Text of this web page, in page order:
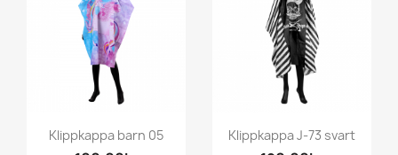
Klippkappa barn 05 Klippkappa J-73 svart